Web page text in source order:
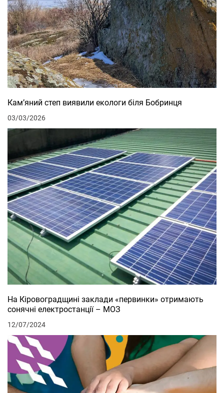
Кам’яний степ виявили екологи біля Бобринця
03/03/2026
На Кіровоградщині заклади «первинки» отримають
сонячні електростанції – МОЗ
12/07/2024